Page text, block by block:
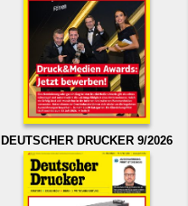
DEUTSCHER DRUCKER 9/2026